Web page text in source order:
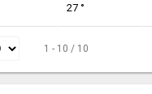
27 °
1 - 10 / 10